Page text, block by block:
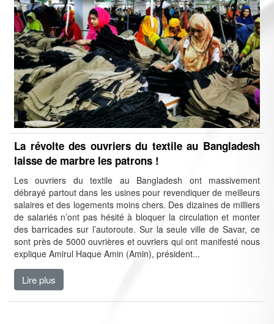
La révolte des ouvriers du textile au Bangladesh
laisse de marbre les patrons !
Les ouvriers du textile au Bangladesh ont massivement
débrayé partout dans les usines pour revendiquer de meilleurs
salaires et des logements moins chers. Des dizaines de milliers
de salariés n’ont pas hésité à bloquer la circulation et monter
des barricades sur l’autoroute. Sur la seule ville de Savar, ce
sont près de 5000 ouvrières et ouvriers qui ont manifesté nous
explique Amirul Haque Amin (Amin), président...
Lire plus